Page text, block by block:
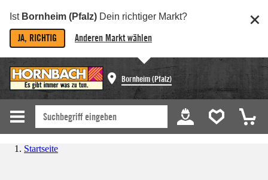
Ist Bornheim (Pfalz) Dein richtiger Markt?
JA, RICHTIG Anderen Markt wählen
Bornheim (Pfalz)
Startseite